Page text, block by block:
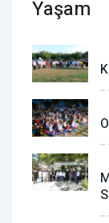
Yaşam